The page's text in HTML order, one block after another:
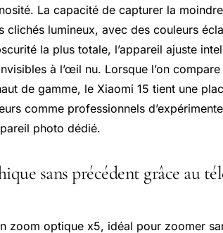
La capacité de capturer la
lumineux, avec des couleurs
la plus totale, l’appareil ajuste
à l’œil nu. Lorsque l’on
de gamme, le Xiaomi 15 tient une
comme professionnels
photo dédié.
sans précédent grâce au
zoom optique x5, idéal pour zoomer